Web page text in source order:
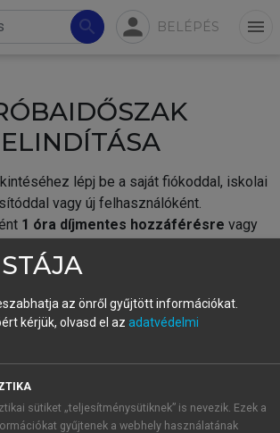
search person BELÉPÉS menu
ELINDÍTÁSA
lépj be a saját fiókoddal, iskolai
vagy új felhasználóként.
1 óra díjmentes hozzáférésre vagy
vagy hozz létre új fiókot.
apróbaidőszakautomatikusan
FIÓKKAL
az önről gyűjtött információkat.
kérjük, olvasd el az adatvédelmi
sütiket „teljesítménysütiknek” is nevezik. Ezek a
gyűjtenek a webhely használatának